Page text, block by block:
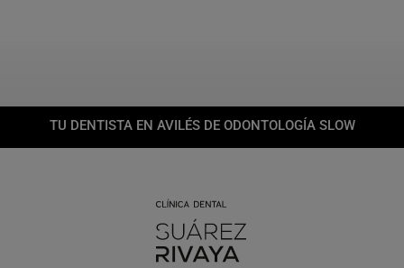
TU DENTISTA EN AVILÉS DE ODONTOLOGÍA SLOW